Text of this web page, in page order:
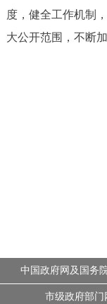
度，健全工作机制
大公开范围，不断
中国政府网及国务
市级政府部门